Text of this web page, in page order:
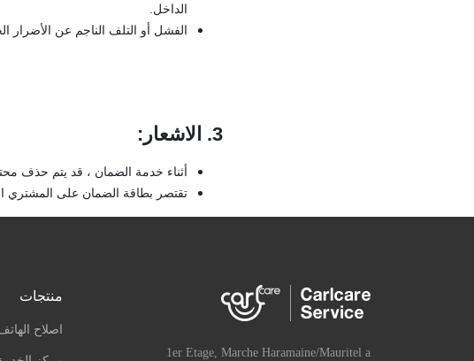
الداخل.
الفشل أو التلف الناجم عن الأضرار
3. الاشعار :
أثناء خدمة الضمان ، قد يتم حذف
تقتصر بطاقة الضمان على المشتري
1er Etage, Marche Haramaine/Mauritel a
منتجات
اصلاح